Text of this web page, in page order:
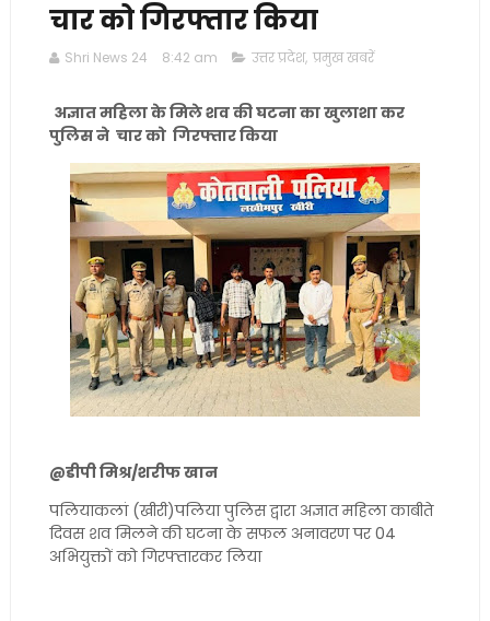
चार को गिरफ्तार किया
Shri News 24 8:42 am उत्तर प्रदेश, प्रमुख खबरें
अज्ञात महिला के मिले शव की घटना का खुलाशा कर
पुलिस ने चार को गिरफ्तार किया
@डीपी मिश्र/शरीफ खान
पलियाकलां (खीरी)पलिया पुलिस द्वारा अज्ञात महिला काबीते
दिवस शव मिलने की घटना के सफल अनावरण पर 04
अभियुक्तों को गिरफ्तारकर लिया